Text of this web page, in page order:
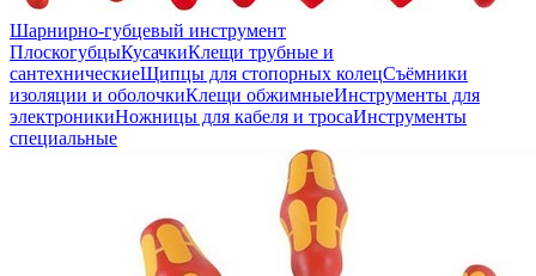
Шарнирно-губцевый инструмент
ПлоскогубцыКусачкиКлещи трубные и
сантехническиеЩипцы для стопорных колецСъёмники
изоляции и оболочкиКлещи обжимныеИнструменты для
электроникиНожницы для кабеля и тросаИнструменты
специальные